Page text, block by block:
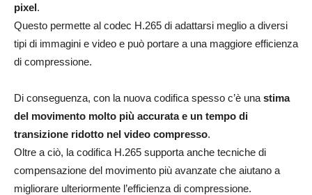
pixel.
Questo permette al codec H.265 di adattarsi meglio a diversi
tipi di immagini e video e può portare a una maggiore efficienza
di compressione.
Di conseguenza, con la nuova codifica spesso c’è una stima
del movimento molto più accurata e un tempo di
transizione ridotto nel video compresso.
Oltre a ciò, la codifica H.265 supporta anche tecniche di
compensazione del movimento più avanzate che aiutano a
migliorare ulteriormente l’efficienza di compressione.